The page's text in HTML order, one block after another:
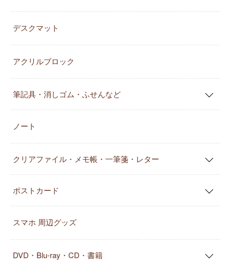
デスクマット
アクリルブロック
筆記具・消しゴム・ふせんなど
ノート
クリアファイル・メモ帳・一筆箋・レター
ポストカード
スマホ 周辺グッズ
DVD・Blu-ray・CD・書籍